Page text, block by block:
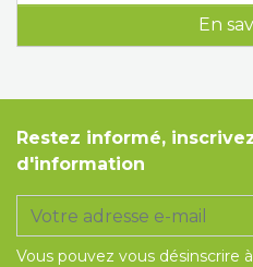
En
Restez informé,
d'information
Vous pouvez vous désinscrire